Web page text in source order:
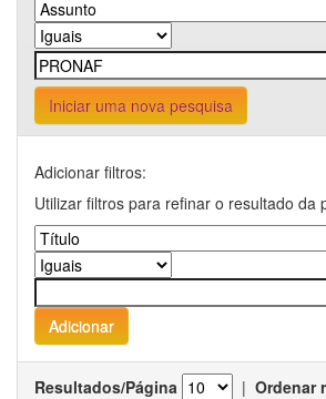
Iniciar uma nova pesquisa
Adicionar filtros:
Utilizar filtros para refinar o resultado da
Resultados/Página | Ordenar